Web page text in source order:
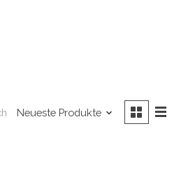
Neueste Produkte